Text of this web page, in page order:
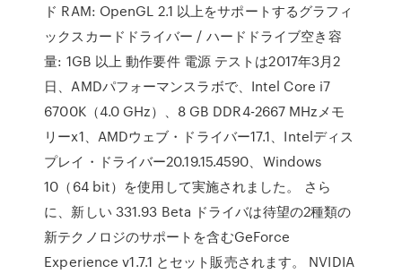
ド RAM: OpenGL 2.1 以上をサポートするグラフィ
ックスカードドライバー / ハードドライブ空き容
量: 1GB 以上 動作要件 電源 テストは2017年3月2
日、AMDパフォーマンスラボで、Intel Core i7
6700K（4.0 GHz）、8 GB DDR4-2667 MHzメモ
リーx1、AMDウェブ・ドライバー17.1、Intelディス
プレイ・ドライバー20.19.15.4590、Windows
10（64 bit）を使用して実施されました。 さら
に、新しい 331.93 Beta ドライバは待望の2種類の
新テクノロジのサポートを含むGeForce
Experience v1.7.1 とセット販売されます。 NVIDIA